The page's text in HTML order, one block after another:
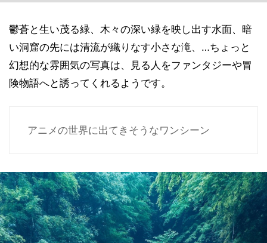
鬱蒼と生い茂る緑、木々の深い緑を映し出す水面、暗
い洞窟の先には清流が織りなす小さな滝、…ちょっと
幻想的な雰囲気の写真は、見る人をファンタジーや冒
険物語へと誘ってくれるようです。
アニメの世界に出てきそうなワンシーン